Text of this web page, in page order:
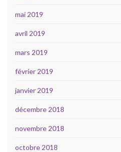
mai 2019
avril 2019
mars 2019
février 2019
janvier 2019
décembre 2018
novembre 2018
octobre 2018